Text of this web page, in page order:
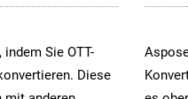
Sie OTT-
Diese